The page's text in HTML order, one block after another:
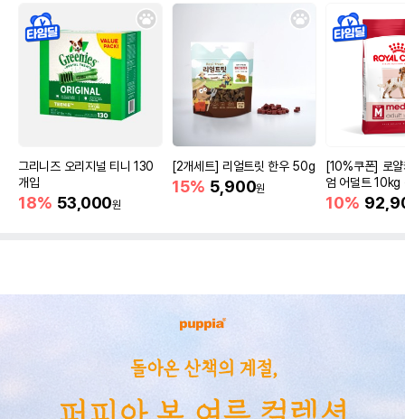
그리니즈 오리지널 티니 130
개입
18% 53,000원
[2개세트] 리얼트릿 한우 50g
15% 5,900원
[10%쿠폰] 로
엄 어덜트 10kg
증진
10%